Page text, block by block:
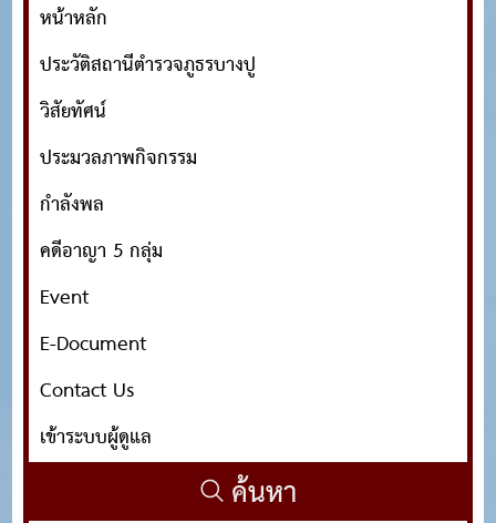
หน้าหลัก
ประวัติสถานีตำรวจภูธรบางปู
วิสัยทัศน์
ประมวลภาพกิจกรรม
กำลังพล
คดีอาญา 5 กลุ่ม
Event
E-Document
Contact Us
เข้าระบบผู้ดูแล
ค้นหา